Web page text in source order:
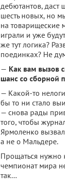
дебютантов, даст
шесть новых, но
на товарищеские
играли и уже
же тут логика?
поединках? Не
— Как вам вызов
шанс со сборной
— Какой-то
бы то ни стало
— снова рады
того, чтобы
Ярмоленко
а не о Мальдере.
Прощаться нужно
чемпионат мира
так…